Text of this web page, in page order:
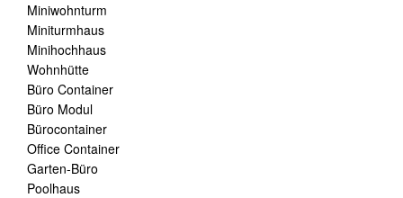
Miniwohnturm
Miniturmhaus
Minihochhaus
Wohnhütte
Büro Container
Büro Modul
Bürocontainer
Office Container
Garten-Büro
Poolhaus